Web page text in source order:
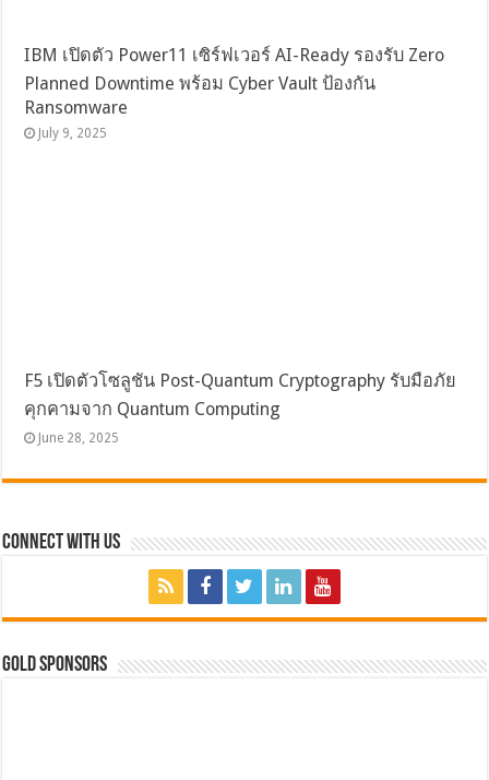
IBM เปิดตัว Power11 เซิร์ฟเวอร์ AI-Ready รองรับ Zero
Planned Downtime พร้อม Cyber Vault ป้องกัน
Ransomware
July 9, 2025
F5 เปิดตัวโซลูชัน Post-Quantum Cryptography รับมือภัย
คุกคามจาก Quantum Computing
June 28, 2025
Connect with Us
GOLD SPONSORS